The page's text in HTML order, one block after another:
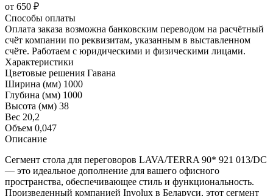
от 650 ₽
Способы оплаты
Оплата заказа возможна банковским переводом на расчётный
счёт компании по реквизитам, указанным в выставленном
счёте. Работаем с юридическими и физическими лицами.
Характеристики
Цветовые решения Гавана
Ширина (мм) 1000
Глубина (мм) 1000
Высота (мм) 38
Вес 20,2
Объем 0,047
Описание
Сегмент стола для переговоров LAVA/TERRA 90* 921 013/DC
— это идеальное дополнение для вашего офисного
пространства, обеспечивающее стиль и функциональность.
Произведенный компанией Involux в Беларуси, этот сегмент